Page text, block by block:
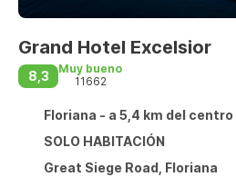
Grand Hotel Excelsior
8,3
Muy bueno
11662
Floriana - a 5,4 km del centro
SOLO HABITACIÓN
Great Siege Road, Floriana